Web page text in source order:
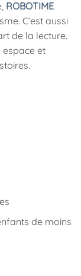
ROBOTIME
C’est aussi
de la lecture.
et
de moins